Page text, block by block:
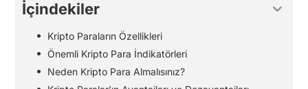
İçindekiler
Kripto Paraların Özellikleri
Önemli Kripto Para İndikatörleri
Neden Kripto Para Almalısınız?